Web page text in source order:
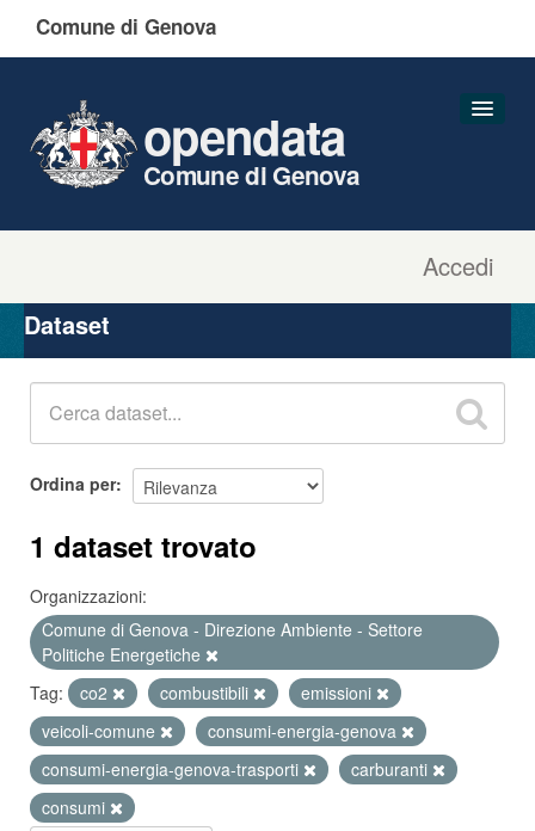
Comune di Genova
Accedi
opendata
Comune di Genova
Organizzazioni
Gruppi
Dataset
Ordina per
1 dataset trovato
Organizzazioni:
Comune di Genova - Direzione Ambiente - Settore
Politiche Energetiche
Tag:
co2 combustibili
emissioni
veicoli-comune
consumi-energia-genova
consumi-energia-genova-trasporti
carburanti
consumi